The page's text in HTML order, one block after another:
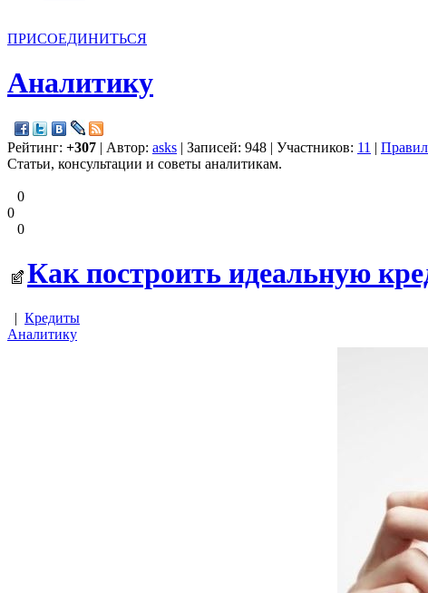
ПРИСОЕДИНИТЬСЯ
Аналитику
Рейтинг: +307 | Автор: asks | Записей: 948 | Участников: 11 |
Статьи, консультации и советы аналитикам.
0
0
0
Как построить идеальную
| Кредиты
Аналитику